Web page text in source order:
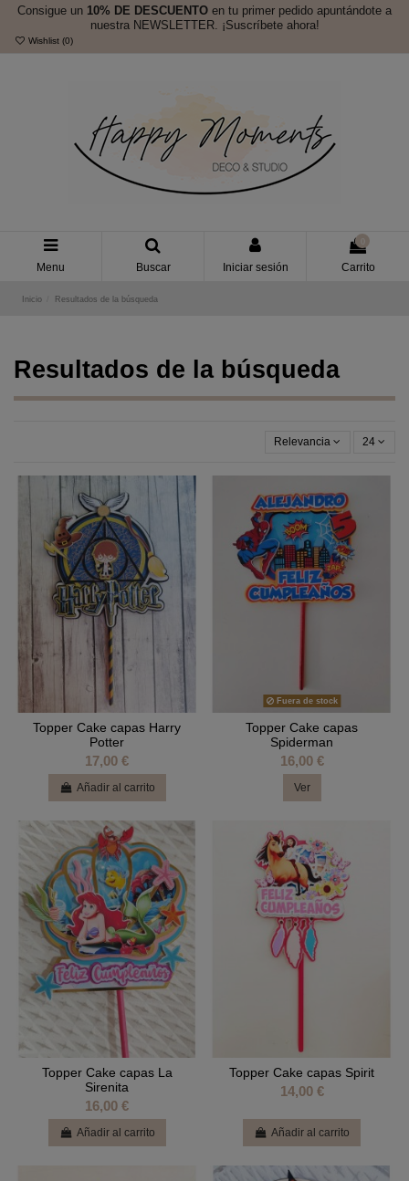
Consigue un 10% DE DESCUENTO en tu primer pedido apuntándote a
nuestra NEWSLETTER. ¡Suscríbete ahora!
Wishlist (0)
Menu Buscar Iniciar sesión Carrito
Inicio Resultados de la búsqueda
Resultados de la búsqueda
Relevancia 24
Topper Cake capas Harry
Potter
17,00 €
Añadir al carrito
Fuera de stock
Topper Cake capas
Spiderman
16,00 €
Ver
Topper Cake capas La
Sirenita
16,00 €
Añadir al carrito
Topper Cake capas Spirit
14,00 €
Añadir al carrito